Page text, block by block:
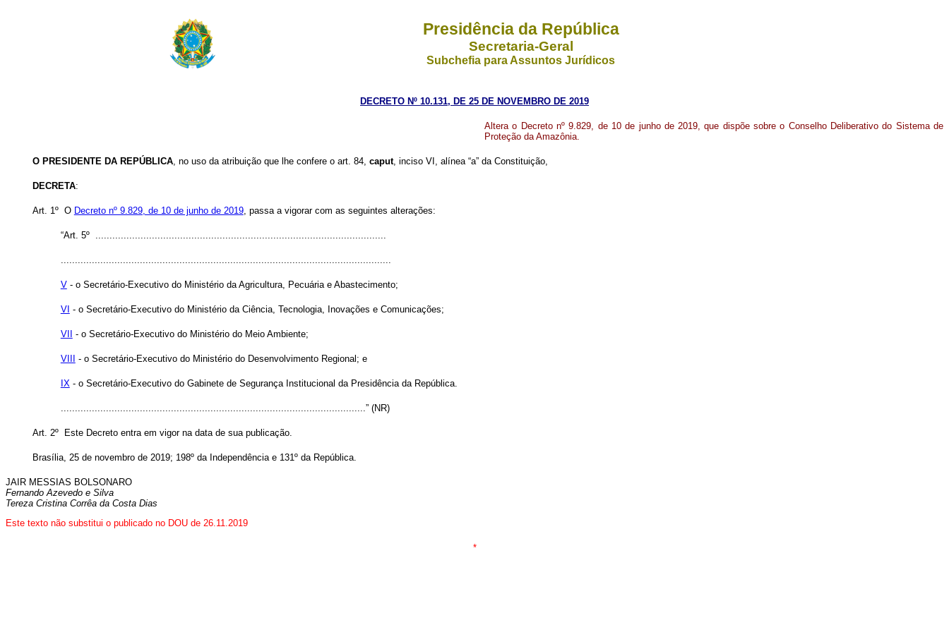
Presidência da República
Secretaria-Geral
Subchefia para Assuntos Jurídicos
DECRETO Nº 10.131, DE 25 DE NOVEMBRO DE 2019
Altera o Decreto nº 9.829, de 10 de junho de 2019, que dispõe sobre o Conselho Deliberativo do Sistema de
Proteção da Amazônia.
O PRESIDENTE DA REPÚBLICA, no uso da atribuição que lhe confere o art. 84, caput, inciso VI, alínea “a” da Constituição,
DECRETA:
Art. 1º O Decreto nº 9.829, de 10 de junho de 2019, passa a vigorar com as seguintes alterações:
“Art. 5º .......................................................................................................
.....................................................................................................................
V- o Secretário-Executivo do Ministério da Agricultura, Pecuária e Abastecimento;
VI - o Secretário-Executivo do Ministério da Ciência, Tecnologia, Inovações e Comunicações;
VII - o Secretário-Executivo do Ministério do Meio Ambiente;
VIII - o Secretário-Executivo do Ministério do Desenvolvimento Regional; e
IX- o Secretário-Executivo do Gabinete de Segurança Institucional da Presidência da República.
............................................................................................................” (NR)
Art. 2º Este Decreto entra em vigor na data de sua publicação.
Brasília, 25 de novembro de 2019; 198º da Independência e 131º da República.
JAIR MESSIAS BOLSONARO
Fernando Azevedo e Silva
Tereza Cristina Corrêa da Costa Dias
Este texto não substitui o publicado no DOU de 26.11.2019
*